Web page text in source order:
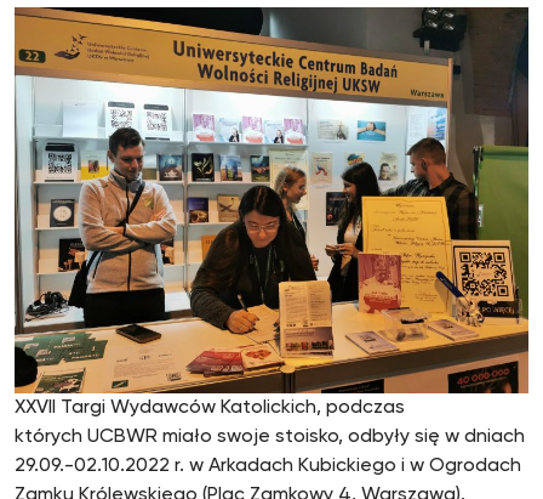
XXVII Targi Wydawców Katolickich, podczas
których UCBWR miało swoje stoisko, odbyły się w dniach
29.09.-02.10.2022 r. w Arkadach Ku­bickiego i w Ogrodach